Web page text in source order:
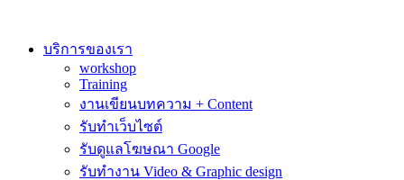
contentบริการของเรา
workshop
Training
งานเขียนบทความ + Content
รับทำเว็บไซต์
รับดูแลโฆษณา Google
รับทำงาน Video & Graphic design